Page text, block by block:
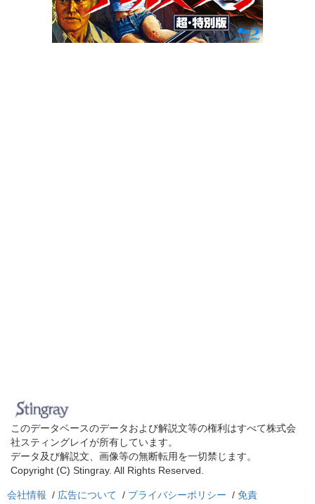
このデータベースのデータおよび解説文等の権利はすべて株式会
社スティングレイが所有しています。
データ及び解説文、画像等の無断転用を一切禁じます。
Copyright (C) Stingray. All Rights Reserved.
会社情報 / 広告について / プライバシーポリシー / 免責